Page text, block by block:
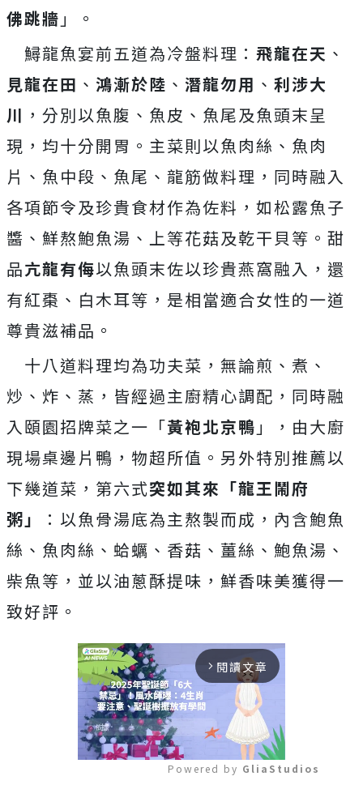
佛跳牆 」。
鱘龍魚宴前五道為冷盤料理： 飛龍在天 、
見龍在田 、 鴻漸於陸 、 潛龍勿用 、 利涉大
川 ，分別以魚腹、魚皮、魚尾及魚頭末呈
現，均十分開胃。主菜則以魚肉絲、魚肉
片、魚中段、魚尾、龍筋做料理，同時融入
各項節令及珍貴食材作為佐料，如松露魚子
醬、鮮熬鮑魚湯、上等花菇及乾干貝等。甜
品亢龍有侮以魚頭末佐以珍貴燕窩融入，還
有紅棗、白木耳等，是相當適合女性的一道
尊貴滋補品。
十八道料理均為功夫菜，無論煎、煮、
炒、炸、蒸，皆經過主廚精心調配，同時融
入頤園招牌菜之一「黃袍北京鴨 」，由大廚
現場桌邊片鴨，物超所值。另外特別推薦以
下幾道菜，第六式突如其來「龍王鬧府
粥」
：以魚骨湯底為主熬製而成，內含鮑魚
絲、魚肉絲、蛤蠣、香菇、薑絲、鮑魚湯、
柴魚等，並以油蔥酥提味，鮮香味美獲得一
致好評。
arrow_forward_ios 閱讀文章
Powered by GliaStudios